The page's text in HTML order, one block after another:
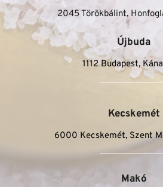
Kecskemét
6000 Kecskemét, Szent
Makó
2045 Törökbálint,
Újbuda
1112 Budapest,